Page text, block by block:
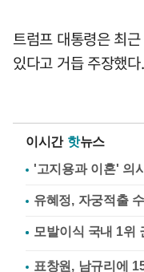
트럼프 대통령은 최
있다고 거듭 주장했다.
이시간 핫뉴스
'고지용과 이혼' 의
유혜정, 자궁적출
표창원, 남규리에